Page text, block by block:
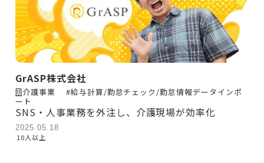
GrASP株式会社
介護事業
#給与計算/勤怠チェック/勤怠情報データインポ
ート
SNS・人事業務を外注し、介護現場が効率化
2025.05.18
10人以上